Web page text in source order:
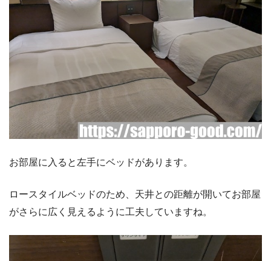
お部屋に入ると左手にベッドがあります。
ロースタイルベッドのため、天井との距離が開いてお部屋
がさらに広く見えるように工夫していますね。